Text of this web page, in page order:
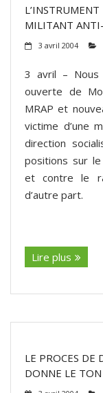
MILITANT
3 avril 2004
3 avril – Nous
ouverte de
MRAP et
victime d’une
direction
positions sur le
et contre le
d’autre part.
Lire plus
LE PROCES DE
DONNE LE TON